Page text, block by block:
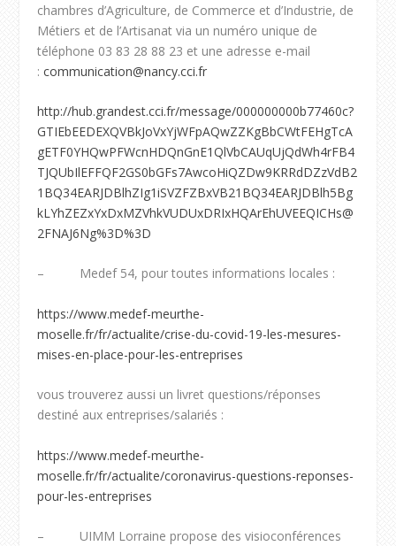
chambres d’Agriculture, de Commerce et d’Industrie, de
Métiers et de l’Artisanat via un numéro unique de
téléphone 03 83 28 88 23 et une adresse e-mail
:communication@nancy.cci.fr
http://hub.grandest.cci.fr/message/000000000b77460c?
GTIEbEEDEXQVBkJoVxYjWFpAQwZZKgBbCWtFEHgTcA
gETF0YHQwPFWcnHDQnGnE1QlVbCAUqUjQdWh4rFB4
TJQUbIlEFFQF2GS0bGFs7AwcoHiQZDw9KRRdDZzVdB2
1BQ34EARJDBlhZIg1iSVZFZBxVB21BQ34EARJDBlh5Bg
kLYhZEZxYxDxMZVhkVUDUxDRIxHQArEhUVEEQICHs@
2FNAJ6Ng%3D%3D
– Medef 54, pour toutes informations locales :
https://www.medef-meurthe-
moselle.fr/fr/actualite/crise-du-covid-19-les-mesures-
mises-en-place-pour-les-entreprises
vous trouverez aussi un livret questions/réponses
destiné aux entreprises/salariés :
https://www.medef-meurthe-
moselle.fr/fr/actualite/coronavirus-questions-reponses-
pour-les-entreprises
– UIMM Lorraine propose des visioconférences